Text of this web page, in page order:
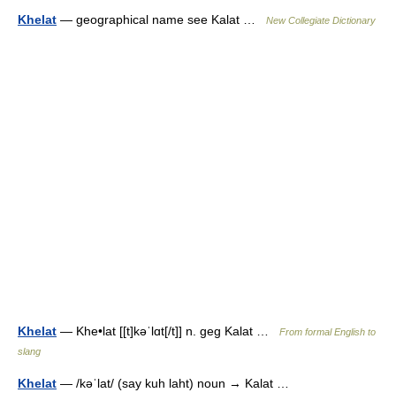
Khelat — geographical name see Kalat … New Collegiate Dictionary
Khelat — Khe•lat [[t]kəˈlɑt[/t]] n. geg Kalat …
From formal English to
slang
Khelat — /kəˈlat/ (say kuh laht) noun → Kalat …